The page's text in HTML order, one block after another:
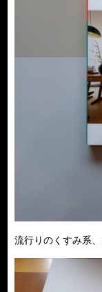
流行りのくすみ系